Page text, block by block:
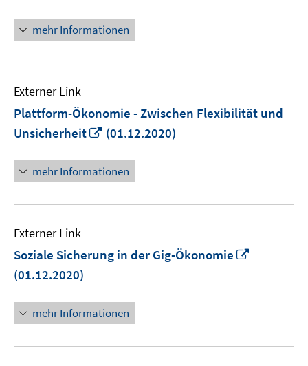
mehr Informationen
Externer Link
Plattform-Ökonomie - Zwischen Flexibilität und
Unsicherheit
In
Fenster
öffnen
(01.12.2020)
mehr Informationen
Externer Link
Soziale Sicherung in der Gig-Ökonomie
(01.12.2020)
mehr Informationen